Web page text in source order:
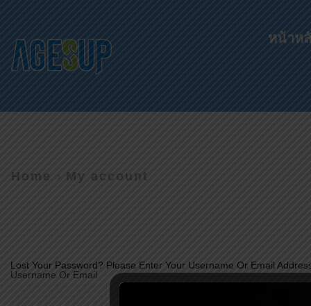
หน้าห
Home My account
Lost Your Password? Please Enter Your Username Or Email
Username Or Email